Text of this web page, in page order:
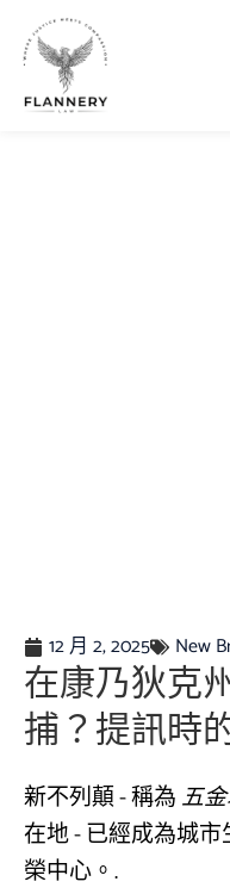
12 月 2, 2025 New
在康乃狄克
捕？提訊時
新不列顛 - 稱為五
在地 - 已經成為城
榮中心。.